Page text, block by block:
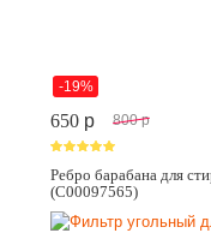
-19%
650 p 800 p
Ребро барабана для
(C00097565)